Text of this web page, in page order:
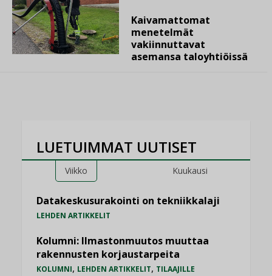
Kaivamattomat
menetelmät
vakiinnuttavat
asemansa taloyhtiöissä
LUETUIMMAT UUTISET
Viikko Kuukausi
Datakeskusurakointi on tekniikkalaji
LEHDEN ARTIKKELIT
Kolumni: Ilmastonmuutos muuttaa
rakennusten korjaustarpeita
KOLUMNI, LEHDEN ARTIKKELIT, TILAAJILLE